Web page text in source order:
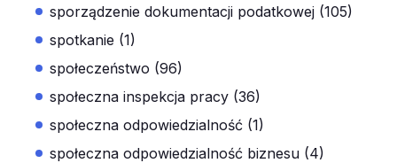
sporządzenie dokumentacji podatkowej (105)
spotkanie (1)
społeczeństwo (96)
społeczna inspekcja pracy (36)
społeczna odpowiedzialność (1)
społeczna odpowiedzialność biznesu (4)